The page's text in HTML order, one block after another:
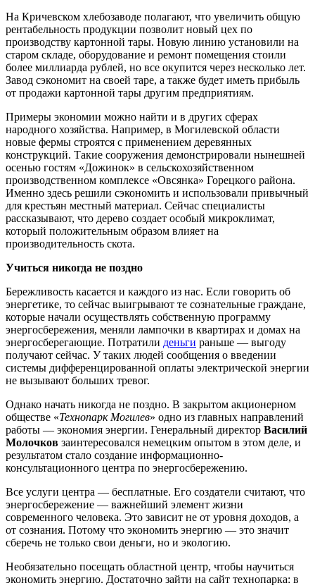
На Кричевском хлебозаводе полагают, что увеличить общую
рентабельность продукции позволит новый цех по
производству картонной тары. Новую линию установили на
старом складе, оборудование и ремонт помещения стоили
более миллиарда рублей, но все окупится через несколько лет.
Завод сэкономит на своей таре, а также будет иметь прибыль
от продажи картонной тары другим предприятиям.
Примеры экономии можно найти и в других сферах
народного хозяйства. Например, в Могилевской области
новые фермы строятся с применением деревянных
конструкций. Такие сооружения демонстрировали нынешней
осенью гостям «Дожинок» в сельскохозяйственном
производственном комплексе «Овсянка» Горецкого района.
Именно здесь решили сэкономить и использовали привычный
для крестьян местный материал. Сейчас специалисты
рассказывают, что дерево создает особый микроклимат,
который положительным образом влияет на
производительность скота.
Учиться никогда не поздно
Бережливость касается и каждого из нас. Если говорить об
энергетике, то сейчас выигрывают те сознательные граждане,
которые начали осуществлять собственную программу
энергосбережения, меняли лампочки в квартирах и домах на
энергосберегающие. Потратили деньги раньше — выгоду
получают сейчас. У таких людей сообщения о введении
системы дифференцированной оплаты электрической энергии
не вызывают больших тревог.
Однако начать никогда не поздно. В закрытом акционерном
обществе «Технопарк Могилев» одно из главных направлений
работы — экономия энергии. Генеральный директор Василий
Молочков заинтересовался немецким опытом в этом деле, и
результатом стало создание информационно-
консультационного центра по энергосбережению.
Все услуги центра — бесплатные. Его создатели считают, что
энергосбережение — важнейший элемент жизни
современного человека. Это зависит не от уровня доходов, а
от сознания. Потому что экономить энергию — это значит
сберечь не только свои деньги, но и экологию.
Необязательно посещать областной центр, чтобы научиться
экономить энергию. Достаточно зайти на сайт технопарка: в